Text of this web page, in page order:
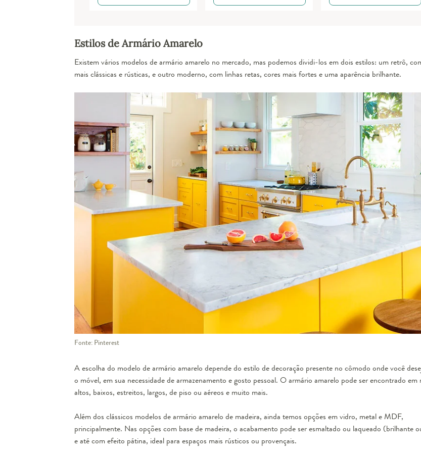
Estilos de Armário Amarelo
Existem vários modelos de armário amarelo no mercado, mas podemos dividi-los em dois estilos: um retrô,
mais clássicas e rústicas, e outro moderno, com linhas retas, cores mais fortes e uma aparência brilhante.
Fonte: Pinterest
A escolha do modelo de armário amarelo depende do estilo de decoração presente no cômodo onde você
o móvel, em sua necessidade de armazenamento e gosto pessoal. O armário amarelo pode ser encontrado em
altos, baixos, estreitos, largos, de piso ou aéreos e muito mais.
Além dos clássicos modelos de armário amarelo de madeira, ainda temos opções em vidro, metal e MDF,
principalmente. Nas opções com base de madeira, o acabamento pode ser esmaltado ou laqueado (brilhante
e até com efeito pátina, ideal para espaços mais rústicos ou provençais.